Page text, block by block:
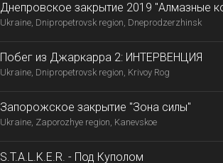
Днепровское закрытие 2019 "Алмазные
Израилевича"
Ukraine, Dnipropetrovsk region, Dneprodzerzhinsk
Побег из Джаркарра 2: ИНТЕРВЕНЦИЯ
Ukraine, Dnipropetrovsk region, Krivoy Rog
Запорожское закрытие "Зона силы"
Ukraine, Zaporozhye region, Kanevskoe
S.T.A.L.K.E.R. - Под Куполом